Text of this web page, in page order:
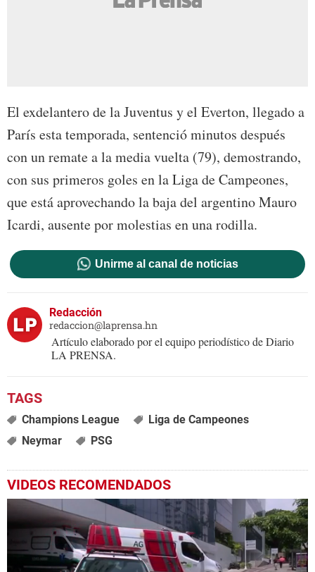
El exdelantero de la Juventus y el Everton, llegado a
París esta temporada, sentenció minutos después
con un remate a la media vuelta (79), demostrando,
con sus primeros goles en la Liga de Campeones,
que está aprovechando la baja del argentino Mauro
Icardi, ausente por molestias en una rodilla.
Unirme al canal de noticias
Redacción
redaccion@laprensa.hn
Artículo elaborado por el equipo periodístico de Diario
LA PRENSA.
Champions League
Liga de Campeones
Neymar
PSG
VIDEOS RECOMENDADOS